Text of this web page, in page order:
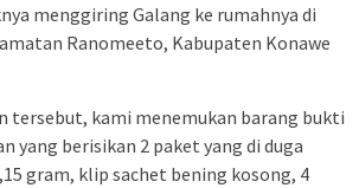
menggiring Galang ke rumahnya di
Ranomeeto, Kabupaten Konawe
tersebut, kami menemukan barang bukti
yang berisikan 2 paket yang di duga
gram, klip sachet bening kosong, 4